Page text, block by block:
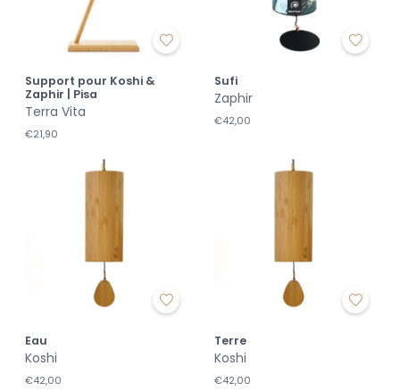
Support pour Koshi &
Zaphir | Pisa
Terra Vita
€21,90
Sufi
Zaphir
€42,00
Eau
Koshi
€42,00
Terre
Koshi
€42,00